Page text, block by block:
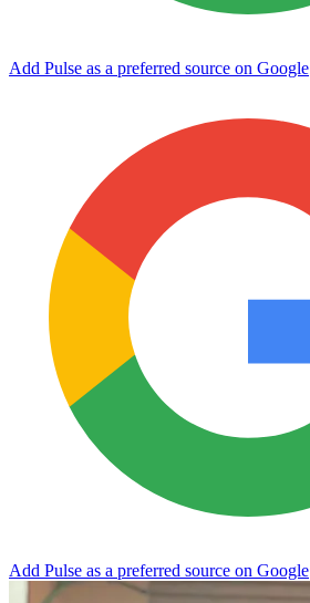
Add Pulse as a preferred source on Google
Add Pulse as a preferred source on Google